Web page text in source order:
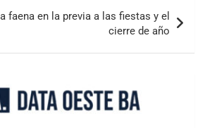
faena en la previa a las fiestas y el
cierre de año